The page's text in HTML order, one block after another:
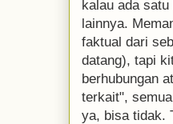
kalau ada
lainnya.
faktual dari
datang), tapi
berhubungan
terkait",
ya, bisa tidak.